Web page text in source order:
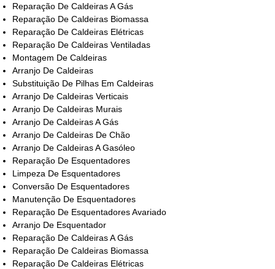
Reparação De Caldeiras A Gás
Reparação De Caldeiras Biomassa
Reparação De Caldeiras Elétricas
Reparação De Caldeiras Ventiladas
Montagem De Caldeiras
Arranjo De Caldeiras
Substituição De Pilhas Em Caldeiras
Arranjo De Caldeiras Verticais
Arranjo De Caldeiras Murais
Arranjo De Caldeiras A Gás
Arranjo De Caldeiras De Chão
Arranjo De Caldeiras A Gasóleo
Reparação De Esquentadores
Limpeza De Esquentadores
Conversão De Esquentadores
Manutenção De Esquentadores
Reparação De Esquentadores Avariado
Arranjo De Esquentador
Reparação De Caldeiras A Gás
Reparação De Caldeiras Biomassa
Reparação De Caldeiras Elétricas